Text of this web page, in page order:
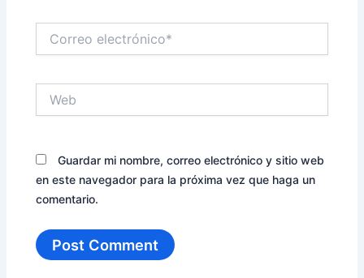
electrónico*
Guardar mi nombre, correo electrónico y sitio web
en este navegador para la próxima vez que haga un
comentario.